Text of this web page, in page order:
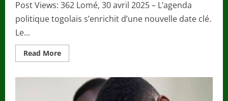
Post Views: 362 Lomé, 30 avril 2025 – L’agenda
politique togolais s’enrichit d’une nouvelle date clé.
Le...
Read MoreRead
more
locales
Togo